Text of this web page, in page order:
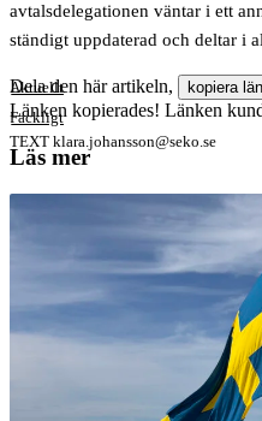
avtalsdelegationen väntar i ett
ständigt uppdaterad och deltar i
Aktuellt
Fackligt
TEXT klara.johansson@seko.se
Dela den här artikeln, kopiera
Länken kopierades! Länken
Läs mer